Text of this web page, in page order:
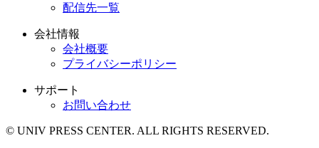
配信先一覧
会社情報
会社概要
プライバシーポリシー
サポート
お問い合わせ
© UNIV PRESS CENTER. ALL RIGHTS RESERVED.